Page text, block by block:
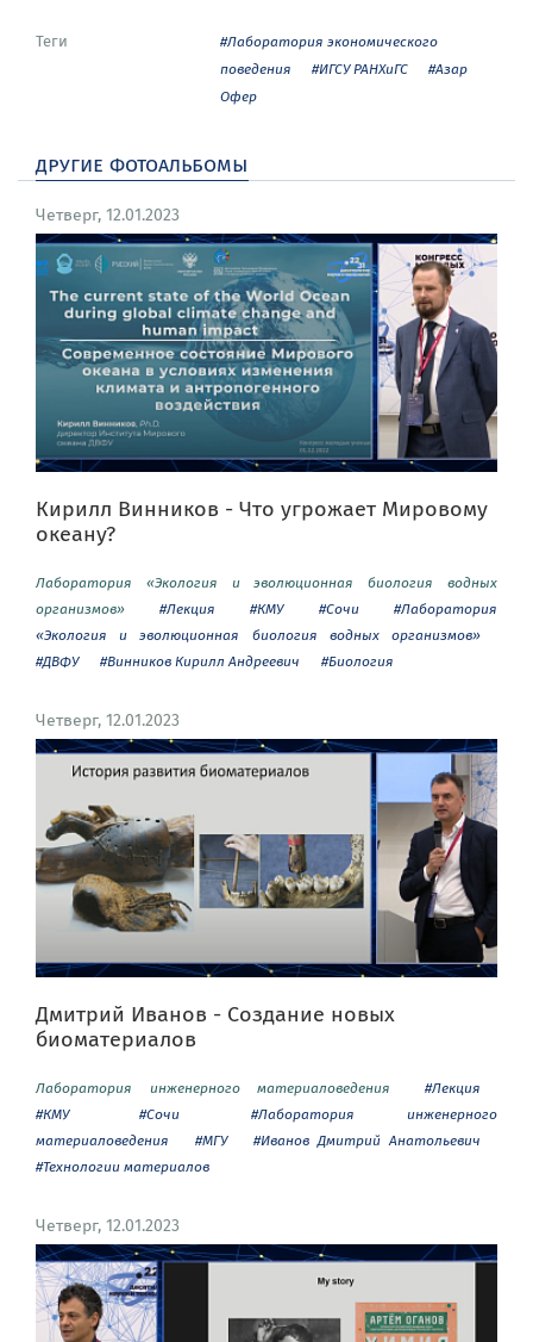
Теги
#Лаборатория экономического
поведения
#ИГСУ РАНХиГС
#Азар
Офер
другие фотоальбомы
Четверг, 12.01.2023
Кирилл Винников - Что угрожает Мировому
океану?
Лаборатория «Экология и эволюционная биология водных
организмов»
#Лекция #КМУ #Сочи
#Лаборатория
«Экология и эволюционная биология водных организмов»
#ДВФУ
#Винников Кирилл Андреевич #Биология
Четверг, 12.01.2023
Дмитрий Иванов - Создание новых
биоматериалов
Лаборатория инженерного материаловедения
#Лекция
#КМУ
#Сочи
#Лаборатория инженерного
материаловедения
#МГУ
#Иванов Дмитрий Анатольевич
#Технологии материалов
Четверг, 12.01.2023